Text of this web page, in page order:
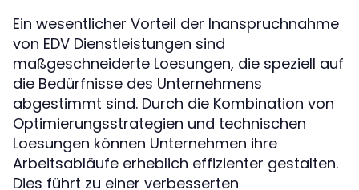
Ein wesentlicher Vorteil der Inanspruchnahme
von EDV Dienstleistungen sind
maßgeschneiderte Loesungen, die speziell auf
die Bedürfnisse des Unternehmens
abgestimmt sind. Durch die Kombination von
Optimierungsstrategien und technischen
Loesungen können Unternehmen ihre
Arbeitsabläufe erheblich effizienter gestalten.
Dies führt zu einer verbesserten